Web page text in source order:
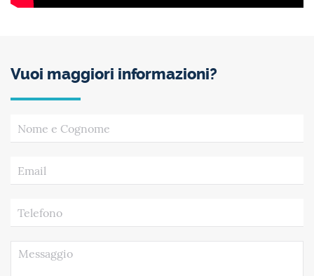
Vuoi maggiori informazioni?